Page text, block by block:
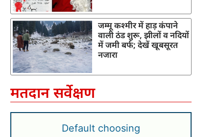
जम्मू कश्मीर में हाड़ कंपाने
वाली ठंड शुरू, झीलों व नदियों
में जमी बर्फ; देखें खूबसूरत
नजारा
मतदान सर्वेक्षण
Default choosing